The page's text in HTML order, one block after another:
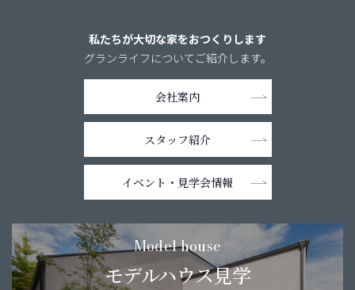
私たちが大切な家をおつくりします
グランライフについてご紹介します。
会社案内
スタッフ紹介
イベント・ 見学会情報
Model house
モデルハウス見学